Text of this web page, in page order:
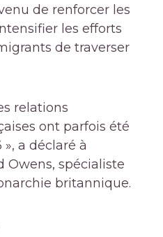
de renforcer les
les efforts
de traverser
relations
ont parfois été
a déclaré à
Owens, spécialiste
britannique.